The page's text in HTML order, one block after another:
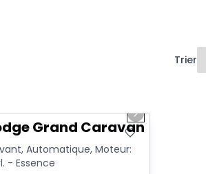
Trier
offre
Next slide
Grand Caravan SE
Automatique, Moteur:
- Essence